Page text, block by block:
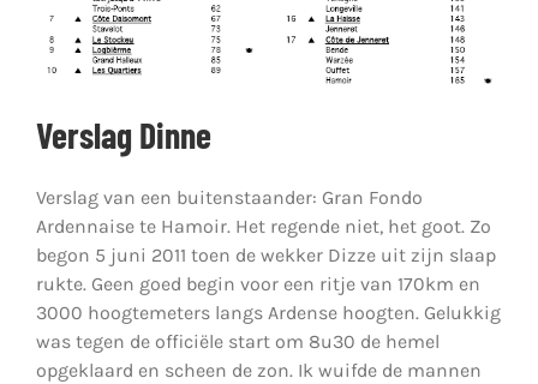
Verslag Dinne
Verslag van een buitenstaander: Gran Fondo
Ardennaise te Hamoir. Het regende niet, het goot. Zo
begon 5 juni 2011 toen de wekker Dizze uit zijn slaap
rukte. Geen goed begin voor een ritje van 170km en
3000 hoogtemeters langs Ardense hoogten. Gelukkig
was tegen de officiële start om 8u30 de hemel
opgeklaard en scheen de zon. Ik wuifde de mannen